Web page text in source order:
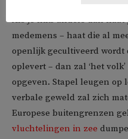
Als je niks anders dan haat
medemens – haat die al
openlijk gecultiveerd wordt
oplevert – dan zal ‘het
opgeven. Stapel leugen op
verbale geweld zal zich
Europese buitengrenzen
vluchtelingen in zee